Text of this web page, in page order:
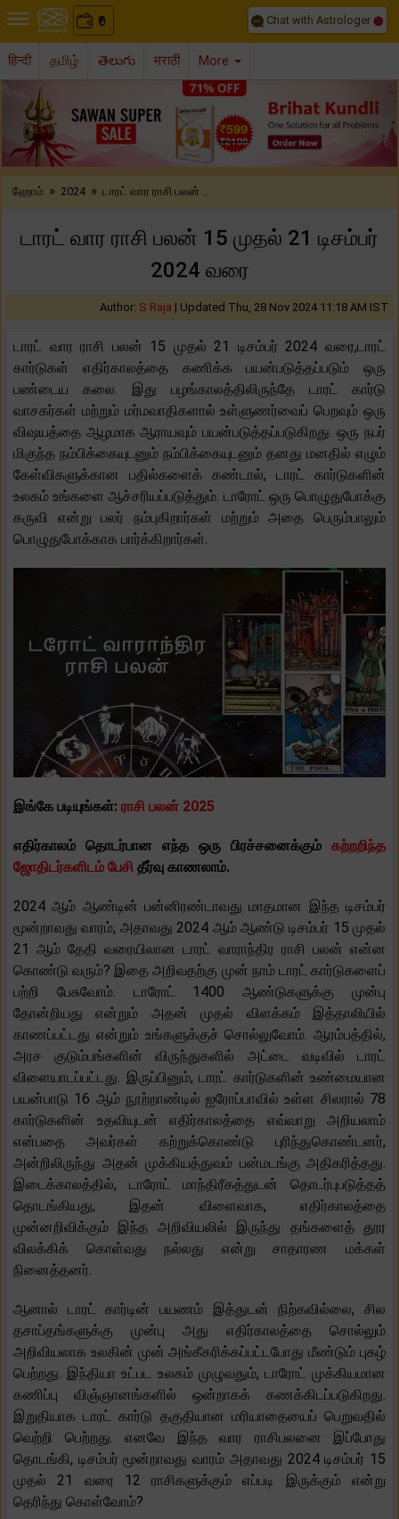
₹
0 Chat with Astrologer
हिन्दी தமிழ் తెలుగు मराठी More
Previous
ஹோம் » 2024 » டாரட் வார ராசி பலன் ..
டாரட் வார ராசி பலன் 15 முதல் 21 டிசம்பர்
2024 வரை
Author: S Raja | Updated Thu, 28 Nov 2024 11:18 AM IST
டாரட் வார ராசி பலன் 15 முதல் 21 டிசம்பர் 2024 வரை,டாரட்
கார்டுகள் எதிர்காலத்தை கணிக்க பயன்படுத்தப்படும் ஒரு
பண்டைய கலை. இது பழங்காலத்திலிருந்தே டாரட் கார்டு
வாசகர்கள் மற்றும் மர்மவாதிகளால் உள்ளுணர்வைப் பெறவும் ஒரு
விஷயத்தை ஆழமாக ஆராயவும் பயன்படுத்தப்படுகிறது. ஒரு நபர்
மிகுந்த நம்பிக்கையுடனும் நம்பிக்கையுடனும் தனது மனதில் எழும்
கேள்விகளுக்கான பதில்களைக் கண்டால், டாரட் கார்டுகளின்
உலகம் உங்களை ஆச்சரியப்படுத்தும். டாரோட் ஒரு பொழுதுபோக்கு
கருவி என்று பலர் நம்புகிறார்கள் மற்றும் அதை பெரும்பாலும்
பொழுதுபோக்காக பார்க்கிறார்கள்.
இங்கே படியுங்கள்: ராசி பலன் 2025
எதிர்காலம் தொடர்பான எந்த ஒரு பிரச்சனைக்கும் கற்றறிந்த
ஜோதிடர்களிடம் பேசி தீர்வு காணலாம்.
2024 ஆம் ஆண்டின் பன்னிரண்டாவது மாதமான இந்த டிசம்பர்
மூன்றாவது வாரம், அதாவது 2024 ஆம் ஆண்டு டிசம்பர் 15 முதல்
21 ஆம் தேதி வரையிலான டாரட் வாராந்திர ராசி பலன் என்ன
கொண்டு வரும்? இதை அறிவதற்கு முன் நாம் டாரட் கார்டுகளைப்
பற்றி பேசுவோம். டாரோட் 1400 ஆண்டுகளுக்கு முன்பு
தோன்றியது என்றும் அதன் முதல் விளக்கம் இத்தாலியில்
காணப்பட்டது என்றும் உங்களுக்குச் சொல்லுவோம். ஆரம்பத்தில்,
அரச குடும்பங்களின் விருந்துகளில் அட்டை வடிவில் டாரட்
விளையாடப்பட்டது. இருப்பினும், டாரட் கார்டுகளின் உண்மையான
பயன்பாடு 16 ஆம் நூற்றாண்டில் ஐரோப்பாவில் உள்ள சிலரால் 78
கார்டுகளின் உதவியுடன் எதிர்காலத்தை எவ்வாறு அறியலாம்
என்பதை அவர்கள் கற்றுக்கொண்டு புரிந்துகொண்டனர்,
அன்றிலிருந்து அதன் முக்கியத்துவம் பன்மடங்கு அதிகரித்தது.
இடைக்காலத்தில், டாரோட் மாந்திரீகத்துடன் தொடர்புபடுத்தத்
தொடங்கியது, இதன் விளைவாக, எதிர்காலத்தை
முன்னறிவிக்கும் இந்த அறிவியலில் இருந்து தங்களைத் தூர
விலக்கிக் கொள்வது நல்லது என்று சாதாரண மக்கள்
நினைத்தனர்.
ஆனால் டாரட் கார்டின் பயணம் இத்துடன் நிற்கவில்லை, சில
தசாப்தங்களுக்கு முன்பு அது எதிர்காலத்தை சொல்லும்
அறிவியலாக உலகின் முன் அங்கீகரிக்கப்பட்டபோது மீண்டும் புகழ்
பெற்றது. இந்தியா உட்பட உலகம் முழுவதும், டாரோட் முக்கியமான
கணிப்பு விஞ்ஞானங்களில் ஒன்றாகக் கணக்கிடப்படுகிறது.
இறுதியாக டாரட் கார்டு தகுதியான மரியாதையைப் பெறுவதில்
வெற்றி பெற்றது. எனவே இந்த வார ராசிபலனை இப்போது
தொடங்கி, டிசம்பர் மூன்றாவது வாரம் அதாவது 2024 டிசம்பர் 15
முதல் 21 வரை 12 ராசிகளுக்கும் எப்படி இருக்கும் என்று
தெரிந்து கொள்வோம்?